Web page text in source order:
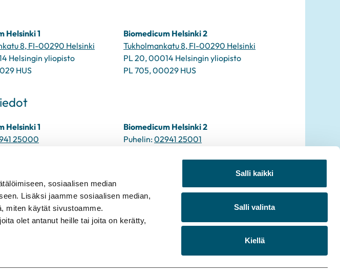
sosiaalisen median
Lisäksi jaamme sosiaalisen median,
miten käytät sivustoamme.
olet antanut heille tai joita on kerätty,
Salli kaikki
Salli valinta
Kiellä
Helsinki 1
8, FI-00290 Helsinki
Helsingin yliopisto
HUS
Biomedicum Helsinki 2
Tukholmankatu 8, FI-00290 Helsinki
PL 20, 00014 Helsingin yliopisto
PL 705, 00029 HUS
Helsinki 1
25000
Biomedicum Helsinki 2
Puhelin:02941 25001